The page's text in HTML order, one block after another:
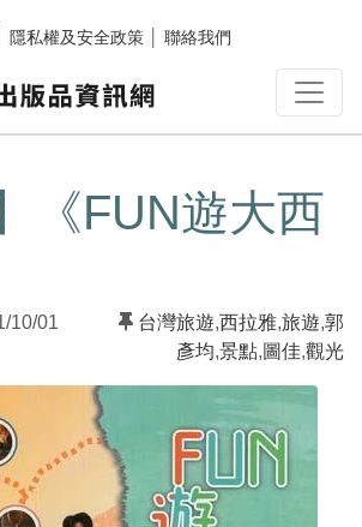
隱私權及安全政策 聯絡我們
《FUN遊大西
10/01 台灣旅遊,西拉雅,旅遊,郭
彥均,景點,圖佳,觀光